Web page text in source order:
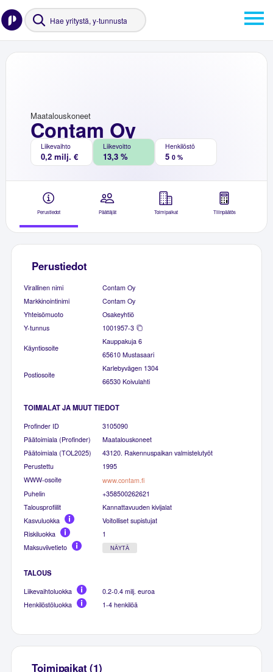
Contam Oy
Maatalouskoneet
Liikevaihto
0,2 milj. €
Liikevoitto
13,3 %
Henkilöstö
5 0 %
Perustiedot Päättäjät Toimipaikat Tilinpäätös
Perustiedot
Virallinen nimi
Contam Oy
Markkinointinimi
Contam Oy
Yhteisömuoto
Osakeyhtiö
Y-tunnus
1001957-3
Käyntiosoite
Kauppakuja 6
65610 Mustasaari
Postiosoite
Karlebyvägen 1304
66530 Koivulahti
TOIMIALAT JA MUUT TIEDOT
Profinder ID
3105090
Päätoimiala (Profinder)
Maatalouskoneet
Päätoimiala (TOL2025)
43120. Rakennuspaikan valmistelutyöt
Perustettu
1995
WWW-osoite
www.contam.fi
Puhelin
+358500262621
Talousprofiilit
Kannattavuuden kivijalat
Kasvuluokka
Voitolliset supistujat
Riskiluokka
1
Maksuviivetieto
NÄYTÄ
TALOUS
Liikevaihtoluokka
0.2-0.4 milj. euroa
Henkilöstöluokka
1-4 henkilöä
Toimipaikat (1)